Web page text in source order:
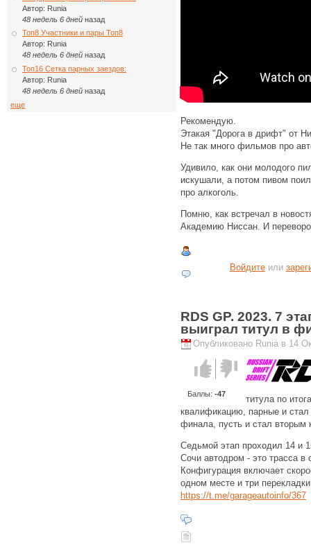
Автор: Runia
48 недель 6 днейназад
Топ8 Участники и пары Топ8
Автор: Runia
48 недель 6 днейназад
Топ16 Сетка парных заездов:
Автор: Runia
48 недель 6 днейназад
еще
Рекомендую.
Этакая "Дорога в дрифт" от
Не так много фильмов про
Удивило, как они молодого
искушали, а потом пивом
про алкоголь.
Помню, как встречал в
Академию Ниссан. И
Войдитеили
RDS GP. 2023. 7
выиграл титул в
Опубликовано Runia в 14
Голос за!Голос
против!
Баллы: -47
титула по
квалификацию, парные и
финала, пусть и стал вторым
Седьмой этап проходил 14 и
Сочи автодром - это трасса в
Конфигурация включает
одном месте и три
https://t.me/garageautoinfo/367